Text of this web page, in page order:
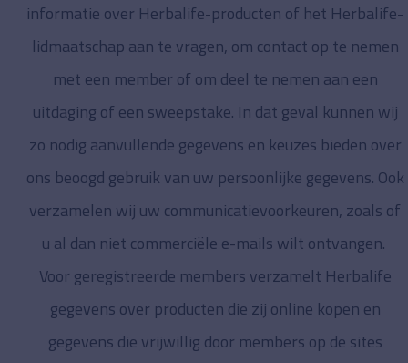
informatie over Herbalife-producten of het Herbalife-
lidmaatschap aan te vragen, om contact op te nemen
met een member of om deel te nemen aan een
uitdaging of een sweepstake. In dat geval kunnen wij
zo nodig aanvullende gegevens en keuzes bieden over
ons beoogd gebruik van uw persoonlijke gegevens. Ook
verzamelen wij uw communicatievoorkeuren, zoals of
u al dan niet commerciële e-mails wilt ontvangen.
Voor geregistreerde members verzamelt Herbalife
gegevens over producten die zij online kopen en
gegevens die vrijwillig door members op de sites